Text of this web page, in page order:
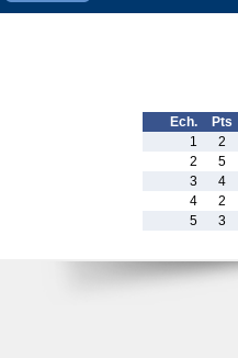
Ech. Pts
1
2
2
5
3
4
4
2
5
3